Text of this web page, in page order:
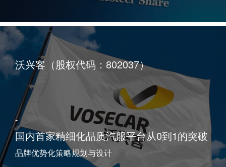
沃兴客（股权代码：802037）
-
国内首家精细化品质汽服平台从0到1的突破
品牌优势化策略规划与设计